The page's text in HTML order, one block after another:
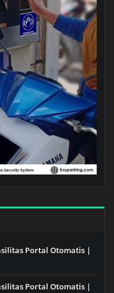
Portal Otomatis |
Portal Otomatis |